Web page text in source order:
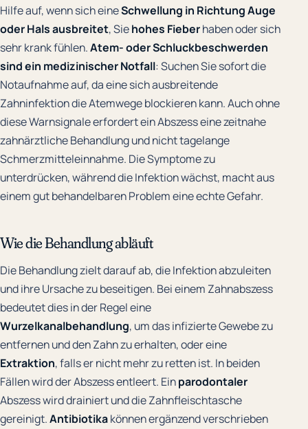
Hilfe auf, wenn sich eineSchwellung in Richtung Auge
oder Hals ausbreitet, Siehohes Fieberhaben oder sich
sehr krank fühlen.Atem- oder Schluckbeschwerden
sind ein medizinischer Notfall: Suchen Sie sofort die
Notaufnahme auf, da eine sich ausbreitende
Zahninfektion die Atemwege blockieren kann. Auch ohne
diese Warnsignale erfordert ein Abszess eine zeitnahe
zahnärztliche Behandlung und nicht tagelange
Schmerzmitteleinnahme. Die Symptome zu
unterdrücken, während die Infektion wächst, macht aus
einem gut behandelbaren Problem eine echte Gefahr.
Wie die Behandlung abläuft
Die Behandlung zielt darauf ab, die Infektion abzuleiten
und ihre Ursache zu beseitigen. Bei einem Zahnabszess
bedeutet dies in der Regel eine
Wurzelkanalbehandlung, um das infizierte Gewebe zu
entfernen und den Zahn zu erhalten, oder eine
Extraktion, falls er nicht mehr zu retten ist. In beiden
Fällen wird der Abszess entleert. Einparodontaler
Abszess wird drainiert und die Zahnfleischtasche
gereinigt.Antibiotikakönnen ergänzend verschrieben